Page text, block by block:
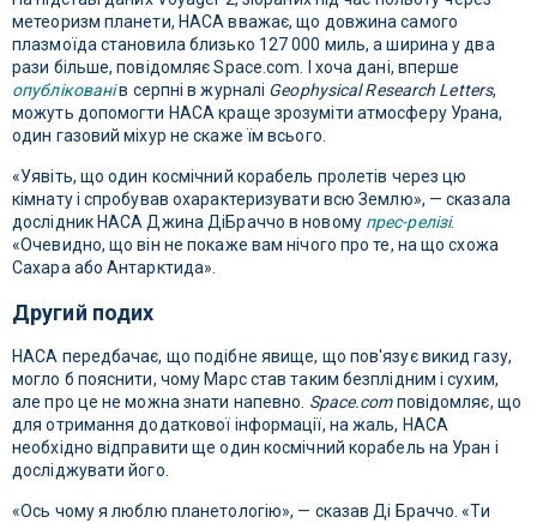
метеоризм планети, НАСА вважає, що довжина самого
плазмоїда становила близько 127 000 миль, а ширина у два
рази більше, повідомляє Space.com. І хоча дані, вперше
опублікованів серпні в журналі Geophysical Research Letters,
можуть допомогти НАСА краще зрозуміти атмосферу Урана,
один газовий міхур не скаже їм всього.
«Уявіть, що один космічний корабель пролетів через цю
кімнату і спробував охарактеризувати всю Землю», — сказала
дослідник НАСА Джина ДіБраччо в новому прес-релізі.
«Очевидно, що він не покаже вам нічого про те, на що схожа
Сахара або Антарктида».
Другий подих
НАСА передбачає, що подібне явище, що пов'язує викид газу,
могло б пояснити, чому Марс став таким безплідним і сухим,
але про це не можна знати напевно. Space.comповідомляє, що
для отримання додаткової інформації, на жаль, НАСА
необхідно відправити ще один космічний корабель на Уран і
досліджувати його.
«Ось чому я люблю планетологію», — сказав Ді Браччо. «Ти